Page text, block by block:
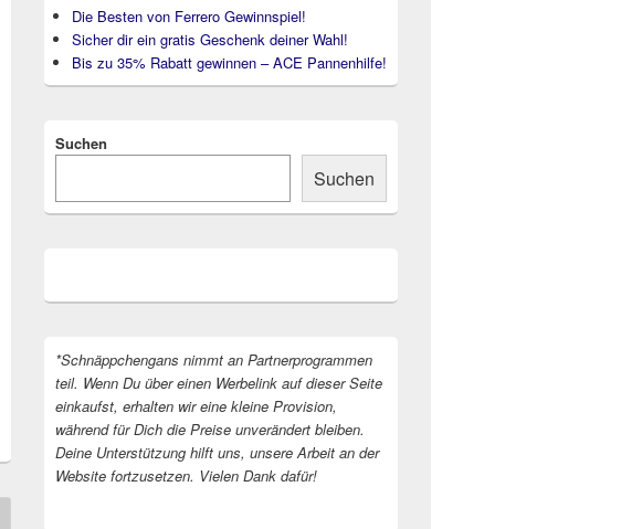
Die Besten von Ferrero Gewinnspiel!
Sicher dir ein gratis Geschenk deiner Wahl!
Bis zu 35% Rabatt gewinnen – ACE Pannenhilfe!
Suchen
Suchen
*Schnäppchengans nimmt an Partnerprogrammen
teil. Wenn Du über einen Werbelink auf dieser Seite
einkaufst, erhalten wir eine kleine Provision,
während für Dich die Preise unverändert bleiben.
Deine Unterstützung hilft uns, unsere Arbeit an der
Website fortzusetzen. Vielen Dank dafür!